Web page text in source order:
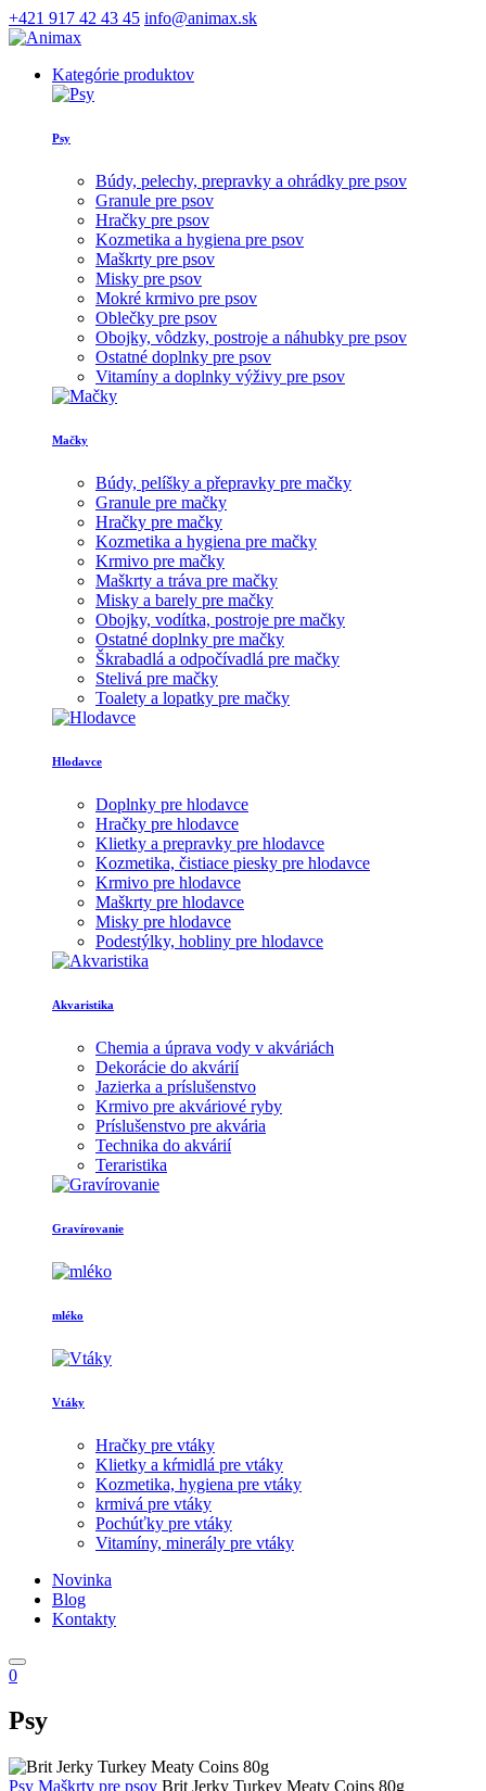
+421 917 42 43 45 info@animax.sk
Kategórie produktov
Psy
Búdy, pelechy, prepravky a ohrádky pre psov
Granule pre psov
Hračky pre psov
Kozmetika a hygiena pre psov
Maškrty pre psov
Misky pre psov
Mokré krmivo pre psov
Oblečky pre psov
Obojky, vôdzky, postroje a náhubky pre psov
Ostatné doplnky pre psov
Vitamíny a doplnky výživy pre psov
Mačky
Búdy, pelíšky a přepravky pre mačky
Granule pre mačky
Hračky pre mačky
Kozmetika a hygiena pre mačky
Krmivo pre mačky
Maškrty a tráva pre mačky
Misky a barely pre mačky
Obojky, vodítka, postroje pre mačky
Ostatné doplnky pre mačky
Škrabadlá a odpočívadlá pre mačky
Stelivá pre mačky
Toalety a lopatky pre mačky
Hlodavce
Doplnky pre hlodavce
Hračky pre hlodavce
Klietky a prepravky pre hlodavce
Kozmetika, čistiace piesky pre hlodavce
Krmivo pre hlodavce
Maškrty pre hlodavce
Misky pre hlodavce
Podestýlky, hobliny pre hlodavce
Akvaristika
Chemia a úprava vody v akváriách
Dekorácie do akvárií
Jazierka a príslušenstvo
Krmivo pre akváriové ryby
Príslušenstvo pre akvária
Technika do akvárií
Teraristika
Gravírovanie
mléko
Vtáky
Hračky pre vtáky
Klietky a kŕmidlá pre vtáky
Kozmetika, hygiena pre vtáky
krmivá pre vtáky
Pochúťky pre vtáky
Vitamíny, minerály pre vtáky
Novinka
Blog
Kontakty
0
Psy
Psy Maškrty pre psov Brit Jerky Turkey Meaty Coins 80g